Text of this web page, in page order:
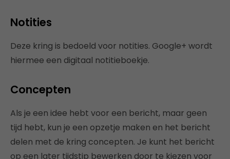
Notities
Deze kring is bedoeld voor notities. Google+ wordt
hiermee een digitaal notitieboekje.
Concepten
Als je een idee hebt voor een bericht, maar geen
tijd hebt, kun je een opzetje maken en het bericht
delen met de kring concepten. Je kunt het bericht
op een later tijdstip bewerken door te kiezen voor